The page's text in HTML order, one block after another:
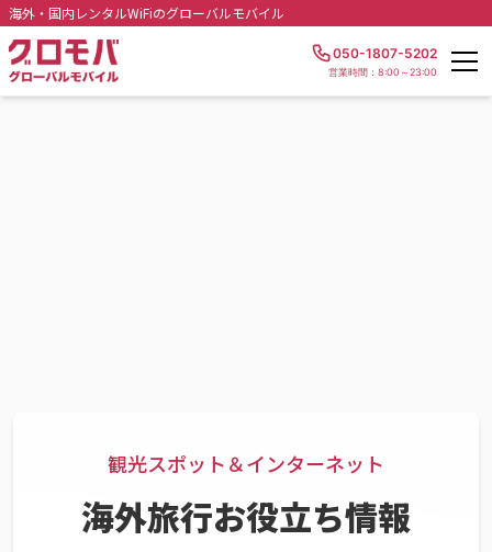
海外・国内レンタルWiFiのグローバルモバイル
050-1807-5202
営業時間：8:00～23:00
観光スポット＆インターネット
海外旅行お役立ち情報